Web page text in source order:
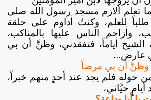
ألازم مسجد رسول الله صلى
طلباً للعلم، وكنتُ أداوم على حلقة
وأزاحم الناس عليها بالمناكب،
أياماً، فتفقدني، وظنَّ أن بي
عارض...
وظنَّ أن بي مرضاً
فلم يجد عند أحدٍ منهم خبراً،
حيَّاني،